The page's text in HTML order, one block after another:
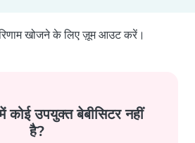
खोजने के लिए ज़ूम आउट करें।
उपयुक्त बेबीसिटर नहीं
है?